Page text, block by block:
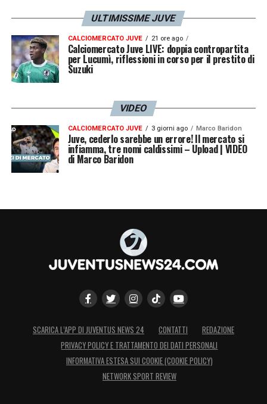
LA PLAYLIST DELLE NOSTRE TOP NEWS
ULTIMISSIME JUVE
CALCIOMERCATO JUVE 21 ore ago
Calciomercato Juve LIVE: doppia contropartita
per Lucumì, riflessioni in corso per il prestito di
Suzuki
VIDEO
CALCIOMERCATO JUVE 3 giorni ago Marco Baridon
Juve, cederlo sarebbe un errore! Il mercato si
infiamma, tre nomi caldissimi – Upload | VIDEO
di Marco Baridon
SCARICA L’APP DI JUVENTUS NEWS 24 CONTATTI
REDAZIONE
PRIVACY POLICY E TRATTAMENTO DEI DATI PERSONALI
INFORMATIVA ESTESA SUI COOKIE (COOKIE POLICY)
NETWORK SPORT REVIEW